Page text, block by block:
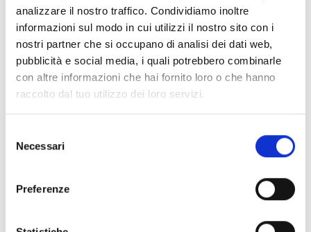
analizzare il nostro traffico. Condividiamo inoltre
informazioni sul modo in cui utilizzi il nostro sito con i
nostri partner che si occupano di analisi dei dati web,
pubblicità e social media, i quali potrebbero combinarle
con altre informazioni che hai fornito loro o che hanno
raccolto dal tuo utilizzo dei loro servizi.
delNecessari
Preferenze
Zubehör für EB00-Meldersockel - Materialien(47)
Melden Sie sich an, bevor Sie Inhalte über das Symbol
herunterladen lock